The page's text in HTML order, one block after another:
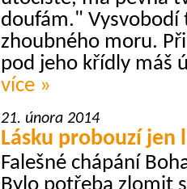
doufám." Vysvobodí
zhoubného moru.
pod jeho křídly máš
více »
21. února 2014
Lásku probouzí jen
Falešné chápání